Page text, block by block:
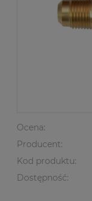
Ocena:
Producent:
Kod produktu:
Dostępność: